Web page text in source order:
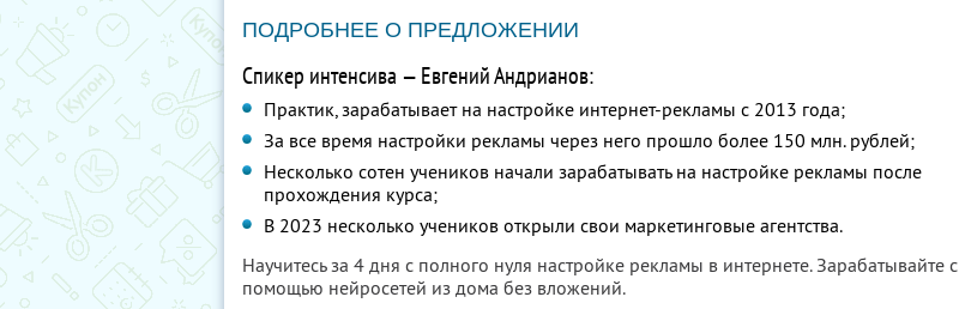
ПОДРОБНЕЕ О ПРЕДЛОЖЕНИИ
Спикер интенсива — Евгений Андрианов:
Практик, зарабатывает на настройке интернет-рекламы с 2013 года;
За все время настройки рекламы через него прошло более 150 млн. рублей;
Несколько сотен учеников начали зарабатывать на настройке рекламы после
прохождения курса;
В 2023 несколько учеников открыли свои маркетинговые агентства.
Научитесь за 4 дня с полного нуля настройке рекламы в интернете. Зарабатывайте с
помощью нейросетей из дома без вложений.